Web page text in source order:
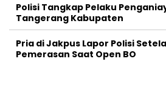
Polisi Tangkap Pelaku
Tangerang Kabupaten
Pria di Jakpus Lapor Polisi
Pemerasan Saat Open BO